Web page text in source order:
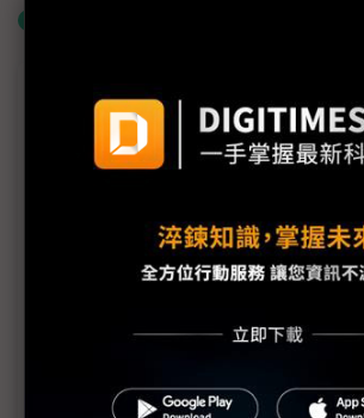
的顯示器展
友達攻CPO與低軌衛星、群創搶
「別再叫我面板大廠」
錼創Micro LED AR智慧眼鏡成功搭
新款晶片2026接單生產
先進製程及封裝布局
面板上半年訂單超預期 下半年能見